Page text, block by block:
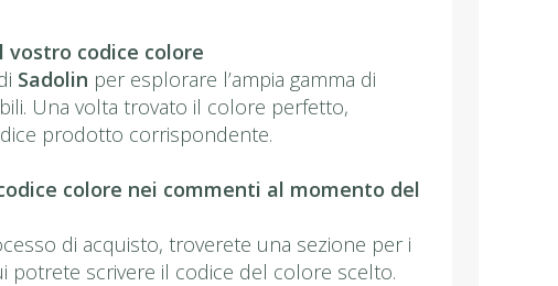
vostro codice colore
Sadolin per esplorare l’ampia gamma di
Una volta trovato il colore perfetto,
prodotto corrispondente.
colore nei commenti al momento del
di acquisto, troverete una sezione per i
potrete scrivere il codice del colore scelto.